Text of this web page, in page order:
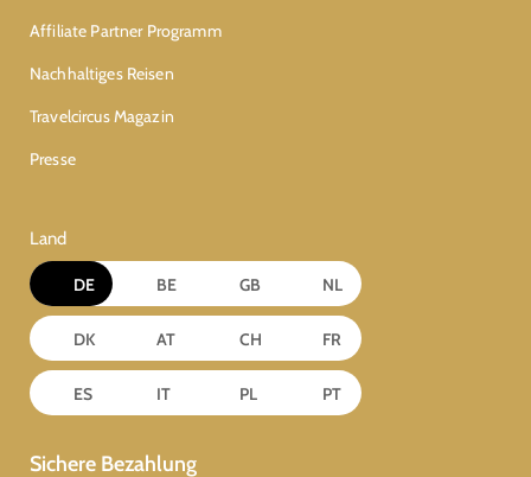
Affiliate Partner Programm
Nachhaltiges Reisen
Travelcircus Magazin
Presse
Land
DE BE GB NL
DK AT CH FR
ES IT PL PT
Sichere Bezahlung